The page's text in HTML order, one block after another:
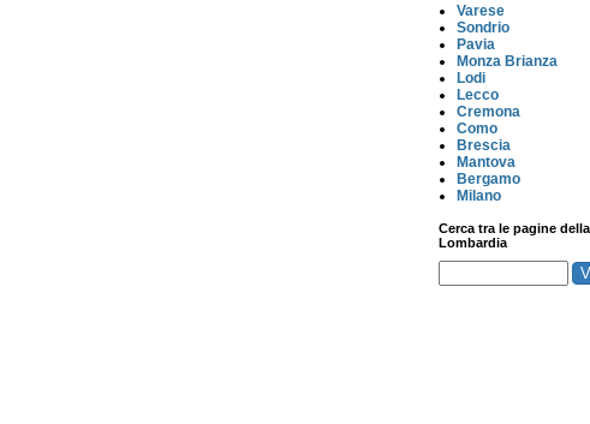
Varese
Sondrio
Pavia
Monza Brianza
Lodi
Lecco
Cremona
Como
Brescia
Mantova
Bergamo
Milano
Cerca tra le pagine della
Lombardia